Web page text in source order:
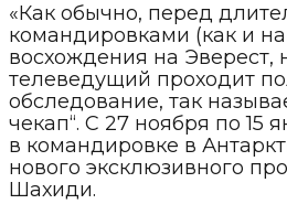
«Как обычно, перед
командировками (как и
восхождения на Эверест,
телеведущий проходит
обследование, так
чекап“. С 27 ноября по 15
в командировке в
нового эксклюзивного
Шахиди.